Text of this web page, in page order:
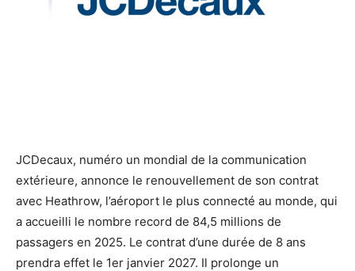
JCDecaux, numéro un mondial de la communication
extérieure, annonce le renouvellement de son contrat
avec Heathrow, l’aéroport le plus connecté au monde, qui
a accueilli le nombre record de 84,5 millions de
passagers en 2025. Le contrat d’une durée de 8 ans
prendra effet le 1er janvier 2027. Il prolonge un